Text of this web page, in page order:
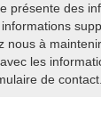
présente des
nous à
les
de contact.